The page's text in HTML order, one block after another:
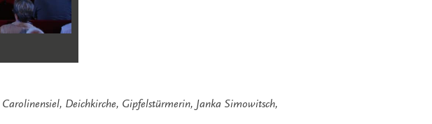
Carolinensiel, Deichkirche, Gipfelstürmerin, Janka Simowitsch,